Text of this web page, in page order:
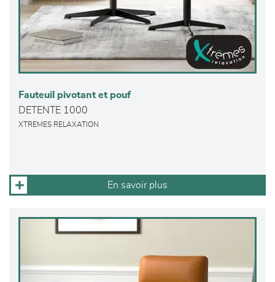
Fauteuil pivotant et pouf
DETENTE 1000
XTREMES RELAXATION
En savoir plus